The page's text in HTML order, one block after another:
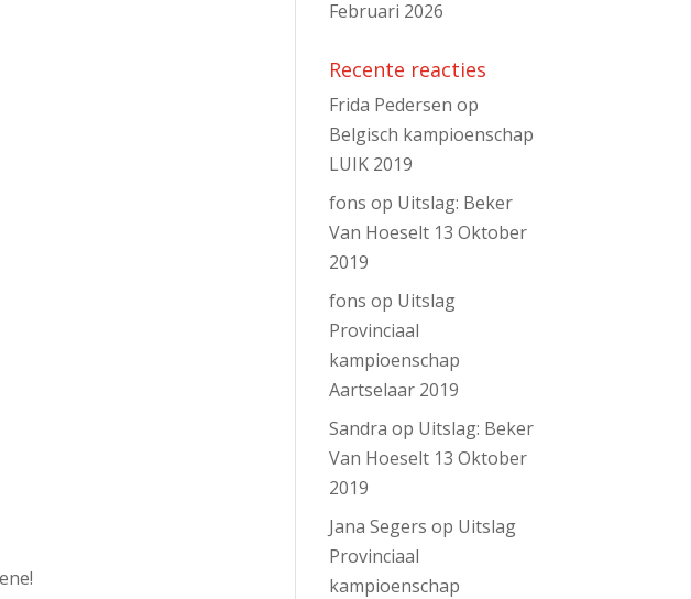
Februari 2026
Recente reacties
Frida Pedersen op
Belgisch kampioenschap
LUIK 2019
fons op Uitslag: Beker
Van Hoeselt 13 Oktober
2019
fons op Uitslag
Provinciaal
kampioenschap
Aartselaar 2019
Sandra op Uitslag: Beker
Van Hoeselt 13 Oktober
2019
Jana Segers op Uitslag
Provinciaal
kampioenschap